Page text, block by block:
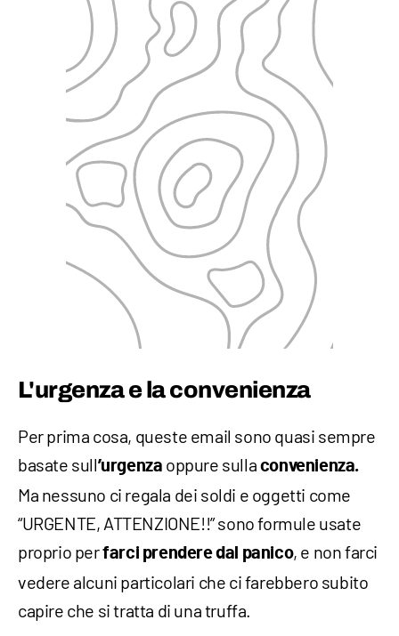
L'urgenza e la convenienza
Per prima cosa, queste email sono quasi sempre
basate sull’urgenza oppure sulla convenienza.
Ma nessuno ci regala dei soldi e oggetti come
“URGENTE, ATTENZIONE!!” sono formule usate
proprio perfarci prendere dal panico, e non farci
vedere alcuni particolari che ci farebbero subito
capire che si tratta di una truffa.